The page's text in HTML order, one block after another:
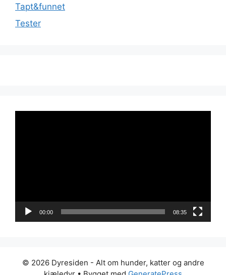
Tapt&funnet
Tester
00:00 08:35
© 2026 Dyresiden - Alt om hunder, katter og andre